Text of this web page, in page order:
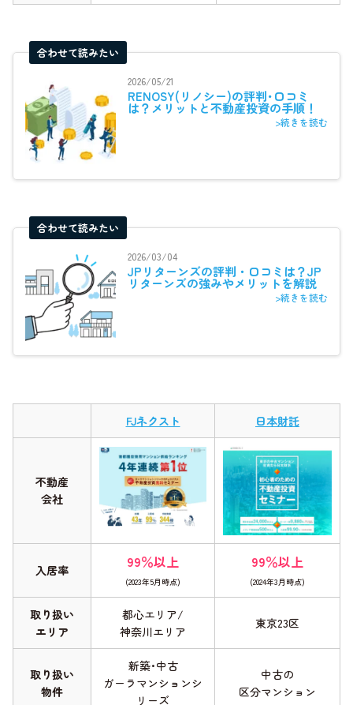
合わせて読みたい
2026/05/21
RENOSY(リノシー)の評判･口コミ
は？メリットと不動産投資の手順！
>続きを読む
合わせて読みたい
2026/03/04
JPリターンズの評判・口コミは？JP
リターンズの強みやメリットを解説
>続きを読む
FJネクスト 日本財託
不動産
会社
入居率 99％以上
(2023年5月時点)
99％以上
(2024年3月時点)
取り扱い
エリア
都心エリア/
神奈川エリア
東京23区
取り扱い
物件
新築･中古
ガーラマンションシ
リーズ
中古の
区分マンション